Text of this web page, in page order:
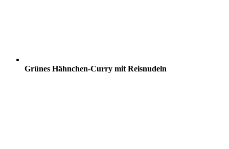
Grünes Hähnchen-Curry mit Reisnudeln